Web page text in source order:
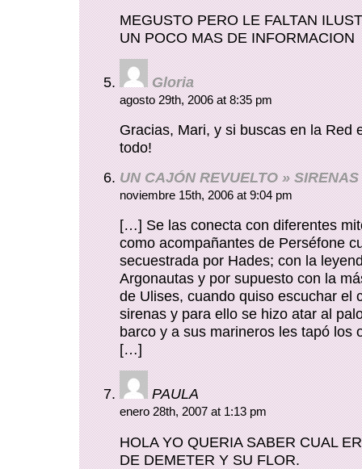
MEGUSTO PERO LE FALTAN
UN POCO MAS DE INFORMACION
Gloria
agosto 29th, 2006 at 8:35 pm
Gracias, Mari, y si buscas en la Red
todo!
UN CAJÓN REVUELTO » SIRENAS
noviembre 15th, 2006 at 9:04 pm
[…] Se las conecta con diferentes
como acompañantes de Perséfone
secuestrada por Hades; con la
Argonautas y por supuesto con la
de Ulises, cuando quiso escuchar el
sirenas y para ello se hizo atar al
barco y a sus marineros les tapó los
[…]
PAULA
enero 28th, 2007 at 1:13 pm
HOLA YO QUERIA SABER CUAL
DE DEMETER Y SU FLOR.